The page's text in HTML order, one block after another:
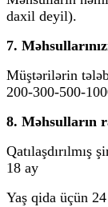
daxil deyil).
7.
Müştərilərin
200-300-500-
8. Məhsulların
Qatılaşdırılmış
18 ay
Yaş qida üçün